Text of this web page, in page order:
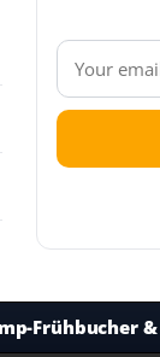
Frühbucher